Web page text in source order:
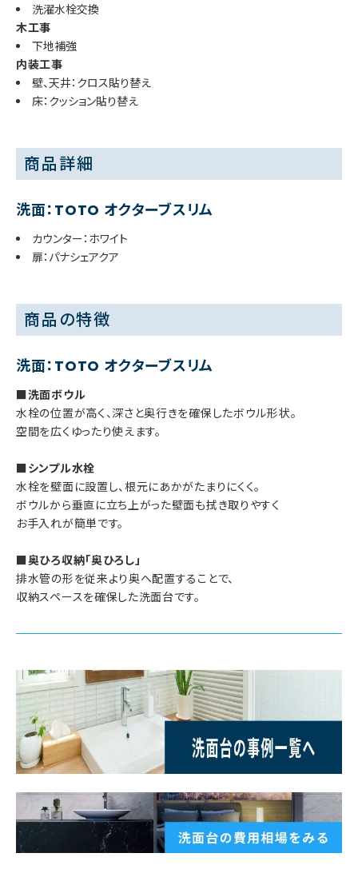
洗濯水栓交換
木工事
下地補強
内装工事
壁、天井：クロス貼り替え
床：クッション貼り替え
商品詳細
洗面：TOTO オクターブスリム
カウンター：ホワイト
扉：パナシェアクア
商品の特徴
洗面：TOTO オクターブスリム
■洗面ボウル
水栓の位置が高く、深さと奥行きを確保したボウル形状。
空間を広くゆったり使えます。
■シンプル水栓
水栓を壁面に設置し、根元にあかがたまりにくく。
ボウルから垂直に立ち上がった壁面も拭き取りやすく
お手入れが簡単です。
■奥ひろ収納「奥ひろし」
排水管の形を従来より奥へ配置することで、
収納スペースを確保した洗面台です。